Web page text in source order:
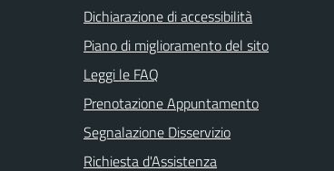
Dichiarazione di accessibilità
Piano di miglioramento del sito
Leggi le FAQ
Prenotazione Appuntamento
Segnalazione Disservizio
Richiesta d'Assistenza